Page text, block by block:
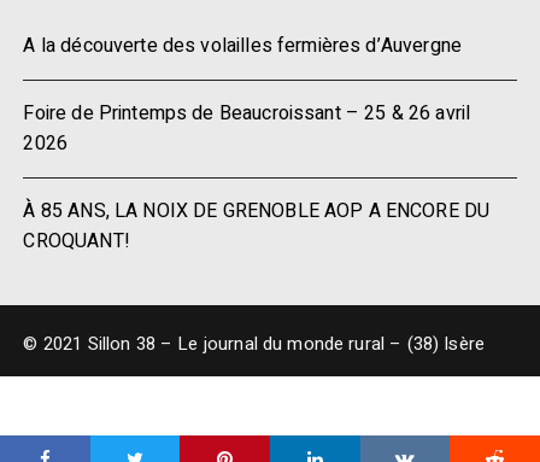
A la découverte des volailles fermières d’Auvergne
Foire de Printemps de Beaucroissant – 25 & 26 avril
2026
À 85 ANS, LA NOIX DE GRENOBLE AOP A ENCORE DU
CROQUANT!
© 2021 Sillon 38 – Le journal du monde rural – (38) Isère